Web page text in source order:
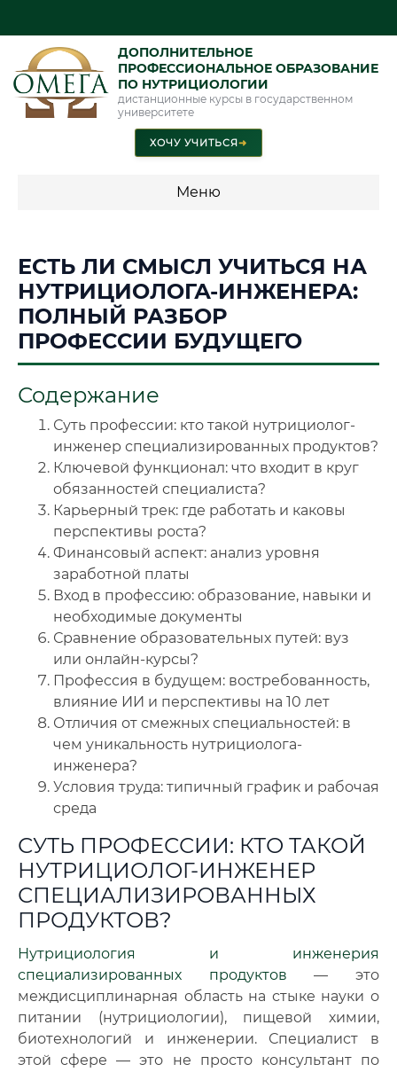
ДОПОЛНИТЕЛЬНОЕ
ПРОФЕССИОНАЛЬНОЕ ОБРАЗОВАНИЕ
ПО НУТРИЦИОЛОГИИ
дистанционные курсы в государственном
университете
ХОЧУ УЧИТЬСЯ➜
Меню
Стоимость по направлению обучения "Нутрициология"
📜 Документы и аккредитация
🔍Нажмите на документ для увеличения и просмотра
ЕСТЬ ЛИ СМЫСЛ УЧИТЬСЯ НА
НУТРИЦИОЛОГА-ИНЖЕНЕРА:
ПОЛНЫЙ РАЗБОР
ПРОФЕССИИ БУДУЩЕГО
Содержание
Суть профессии: кто такой нутрициолог-
инженер специализированных продуктов?
Ключевой функционал: что входит в круг
обязанностей специалиста?
Карьерный трек: где работать и каковы
перспективы роста?
Финансовый аспект: анализ уровня
заработной платы
Вход в профессию: образование, навыки и
необходимые документы
Сравнение образовательных путей: вуз
или онлайн-курсы?
Профессия в будущем: востребованность,
влияние ИИ и перспективы на 10 лет
Отличия от смежных специальностей: в
чем уникальность нутрициолога-
инженера?
Условия труда: типичный график и рабочая
среда
СУТЬ ПРОФЕССИИ: КТО ТАКОЙ
НУТРИЦИОЛОГ-ИНЖЕНЕР
СПЕЦИАЛИЗИРОВАННЫХ
ПРОДУКТОВ?
Нутрициология и инженерия
специализированных продуктов — это
междисциплинарная область на стыке науки о
питании (нутрициологии), пищевой химии,
биотехнологий и инженерии. Специалист в
этой сфере — это не просто консультант по